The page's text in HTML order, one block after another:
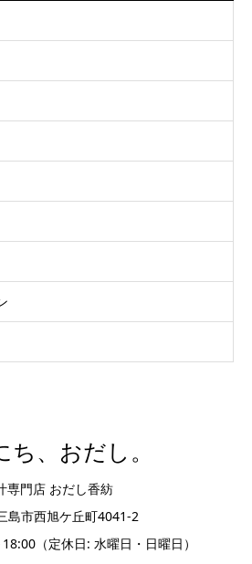
ち、おだし。
専門店 おだし香紡
島市西旭ケ丘町4041-2
（定休日: 水曜日・日曜日）